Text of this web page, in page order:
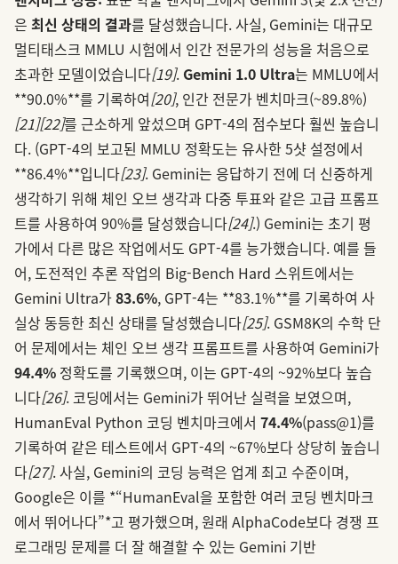
은 최신 상태의 결과를 달성했습니다. 사실, Gemini는 대규모
멀티태스크 MMLU 시험에서 인간 전문가의 성능을 처음으로
초과한 모델이었습니다[19]. Gemini 1.0 Ultra는 MMLU에서
**90.0%**를 기록하여[20], 인간 전문가 벤치마크(~89.8%)
[21][22]를 근소하게 앞섰으며 GPT-4의 점수보다 훨씬 높습니
다. (GPT-4의 보고된 MMLU 정확도는 유사한 5샷 설정에서
**86.4%**입니다[23]. Gemini는 응답하기 전에 더 신중하게
생각하기 위해 체인 오브 생각과 다중 투표와 같은 고급 프롬프
트를 사용하여 90%를 달성했습니다[24].) Gemini는 초기 평
가에서 다른 많은 작업에서도 GPT-4를 능가했습니다. 예를 들
어, 도전적인 추론 작업의 Big-Bench Hard 스위트에서는
Gemini Ultra가83.6%, GPT-4는 **83.1%**를 기록하여 사
실상 동등한 최신 상태를 달성했습니다[25]. GSM8K의 수학 단
어 문제에서는 체인 오브 생각 프롬프트를 사용하여 Gemini가
94.4% 정확도를 기록했으며, 이는 GPT-4의 ~92%보다 높습
니다[26]. 코딩에서는 Gemini가 뛰어난 실력을 보였으며,
HumanEval Python 코딩 벤치마크에서 74.4%(pass@1)를
기록하여 같은 테스트에서 GPT-4의 ~67%보다 상당히 높습니
다[27]. 사실, Gemini의 코딩 능력은 업계 최고 수준이며,
Google은 이를 *“HumanEval을 포함한 여러 코딩 벤치마크
에서 뛰어나다”*고 평가했으며, 원래 AlphaCode보다 경쟁 프
로그래밍 문제를 더 잘 해결할 수 있는 Gemini 기반